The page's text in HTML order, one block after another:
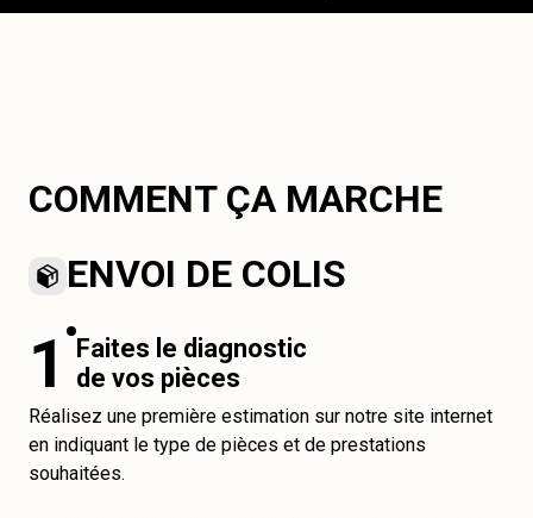
COMMENT ÇA MARCHE
ENVOI DE COLIS
1
Faites le diagnostic
de vos pièces
Réalisez une première estimation sur notre site internet
en indiquant le type de pièces et de prestations
souhaitées.